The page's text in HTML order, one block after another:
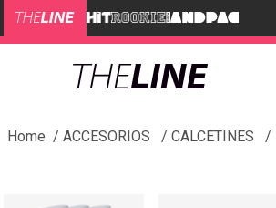
ACCESORIOS CALCETINES